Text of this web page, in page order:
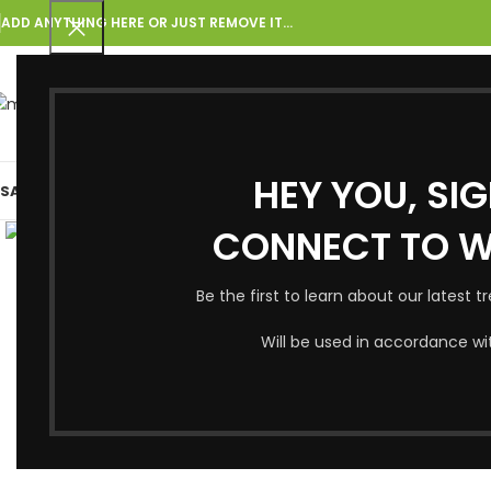
HEY YOU,
CONNECT TO
Be the first to learn about our latest
Will be used in accordance
ADD ANYTHING HERE OR JUST REMOVE IT…
SƏHIFƏ ƏLAQƏ MAĞAZA